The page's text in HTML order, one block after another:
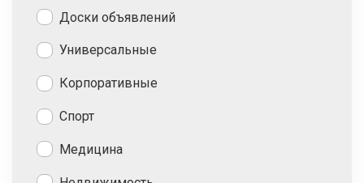
Доски объявлений
Универсальные
Корпоративные
Спорт
Медицина